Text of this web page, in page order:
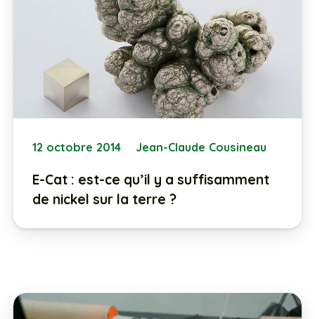
12 octobre 2014 Jean-Claude Cousineau
E-Cat : est-ce qu’il y a suffisamment
de nickel sur la terre ?